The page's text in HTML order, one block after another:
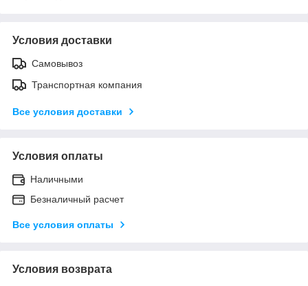
Условия доставки
Самовывоз
Транспортная компания
Все условия доставки
Условия оплаты
Наличными
Безналичный расчет
Все условия оплаты
Условия возврата